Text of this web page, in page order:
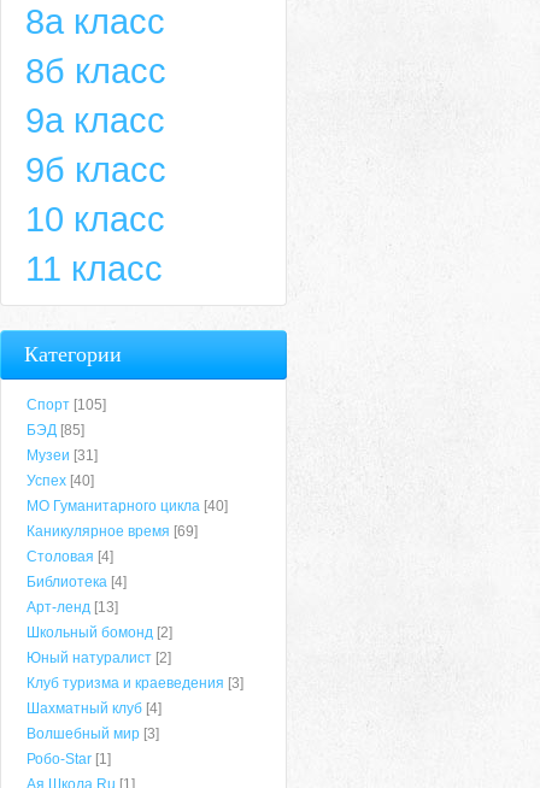
8а класс
8б класс
9а класс
9б класс
10 класс
11 класс
Категории
Спорт [105]
БЭД [85]
Музеи [31]
Успех [40]
МО Гуманитарного цикла [40]
Каникулярное время [69]
Столовая [4]
Библиотека [4]
Арт-ленд [13]
Школьный бомонд [2]
Юный натуралист [2]
Клуб туризма и краеведения [3]
Шахматный клуб [4]
Волшебный мир [3]
Робо-Star [1]
Ая.Школа.Ru [1]